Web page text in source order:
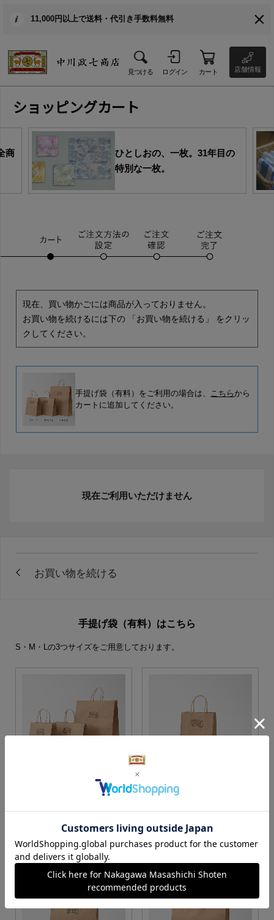
11,000円以上で送料・代引き手数料無料
見つける ログイン カート 店舗情報
ショッピングカート
商
ひとしおの、一枚。31年目の
特別な一枚。
現在、買い物かごには商品が入っておりません。
お買い物を続けるには下の 「お買い物を続ける」 をクリッ
クしてください。
手提げ袋（有料）をご利用の場合は、 こちらから
カートに追加してください。
現在ご利用いただけません
手提げ袋（有料）はこちら
S・M・Lの3つサイズをご用意しております。
S・M・Lサイズより当店に
カートに入れる
Sサイズ
カートに入れる